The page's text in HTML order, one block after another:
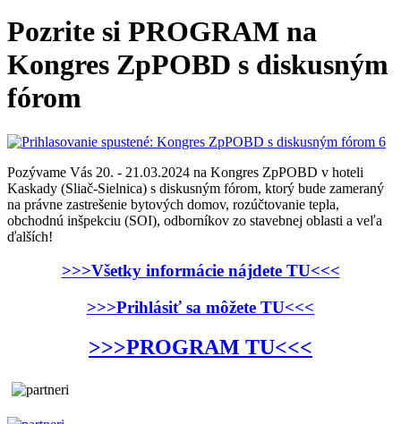
Pozrite si PROGRAM na
Kongres ZpPOBD s diskusným
fórom
Pozývame Vás 20. - 21.03.2024 na Kongres ZpPOBD v hoteli
Kaskady (Sliač-Sielnica) s diskusným fórom, ktorý bude zameraný
na právne zastrešenie bytových domov, rozúčtovanie tepla,
obchodnú inšpekciu (SOI), odborníkov zo stavebnej oblasti a veľa
ďalších!
>>>Všetky informácie nájdete TU<<<
>>>Prihlásiť sa môžete TU<<<
>>>PROGRAM TU<<<